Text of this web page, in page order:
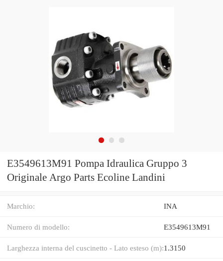
E3549613M91 Pompa Idraulica Gruppo 3
Originale Argo Parts Ecoline Landini
Marchio: INA
Numero di modello: E3549613M91
Larghezza interna del cuscinetto - Lato esteso (m):1.3150